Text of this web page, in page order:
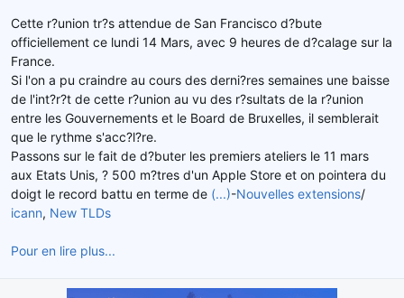
e
l
a
d
i
s
c
u
s
s
Cette r?union tr?s attendue de San Francisco d?bute
officiellement ce lundi 14 Mars, avec 9 heures de d?calage sur la
France.
Si l'on a pu craindre au cours des derni?res semaines une baisse
de l'int?r?t de cette r?union au vu des r?sultats de la r?union
entre les Gouvernements et le Board de Bruxelles, il semblerait
que le rythme s'acc?l?re.
Passons sur le fait de d?buter les premiers ateliers le 11 mars
aux Etats Unis, ? 500 m?tres d'un Apple Store et on pointera du
doigt le record battu en terme de (...)-Nouvelles extensions/
icann, New TLDs
Pour en lire plus...